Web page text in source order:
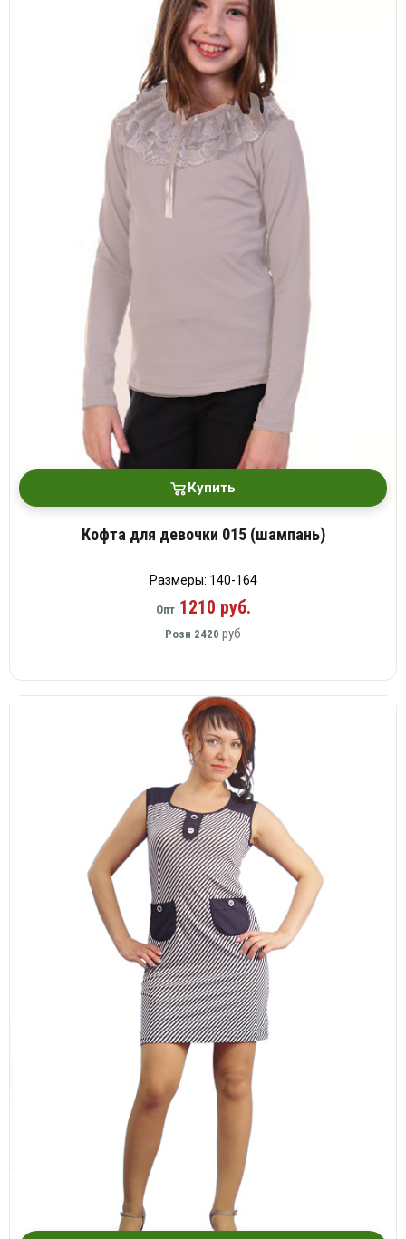
Купить
Кофта для девочки 015 (шампань)
Размеры: 140-164
Опт1210 руб.
Розн 2420 руб